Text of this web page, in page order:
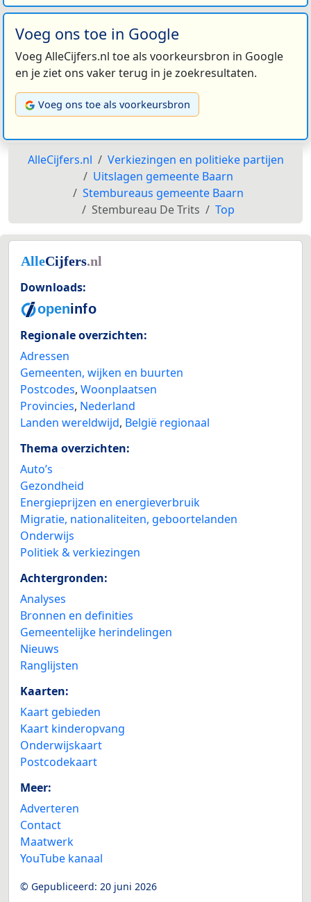
Voeg ons toe in Google
Voeg AlleCijfers.nl toe als voorkeursbron in Google
en je ziet ons vaker terug in je zoekresultaten.
Voeg ons toe als voorkeursbron
AlleCijfers.nl
Verkiezingen en politieke partijen
Uitslagen gemeente Baarn
Stembureaus gemeente Baarn
Stembureau De Trits
Top
Downloads:
Regionale overzichten:
Adressen
Gemeenten, wijken en buurten
Postcodes, Woonplaatsen
Provincies, Nederland
Landen wereldwijd, België regionaal
Thema overzichten:
Auto’s
Gezondheid
Energieprijzen en energieverbruik
Migratie, nationaliteiten, geboortelanden
Onderwijs
Politiek & verkiezingen
Achtergronden:
Analyses
Bronnen en definities
Gemeentelijke herindelingen
Nieuws
Ranglijsten
Kaarten:
Kaart gebieden
Kaart kinderopvang
Onderwijskaart
Postcodekaart
Meer:
Adverteren
Contact
Maatwerk
YouTube kanaal
© Gepubliceerd: 20 juni 2026